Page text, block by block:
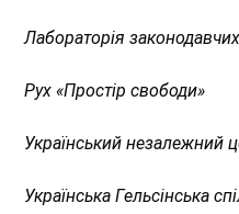
Лабораторія законодавчих
Рух«Простір свободи»
Український незалежний
Українська Гельсінська